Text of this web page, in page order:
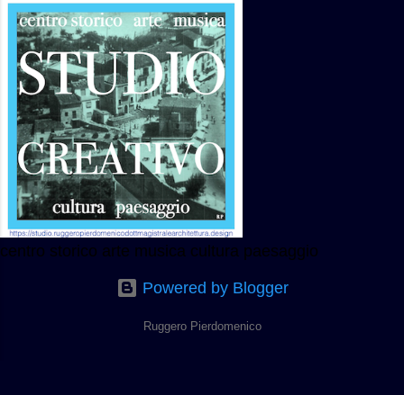
centro storico arte musica cultura paesaggio
Powered by Blogger
Ruggero Pierdomenico